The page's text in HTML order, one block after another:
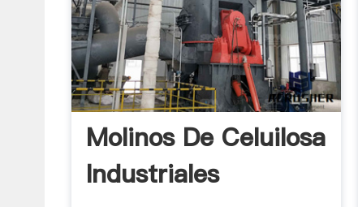
Molinos De Celuilosa
Industriales